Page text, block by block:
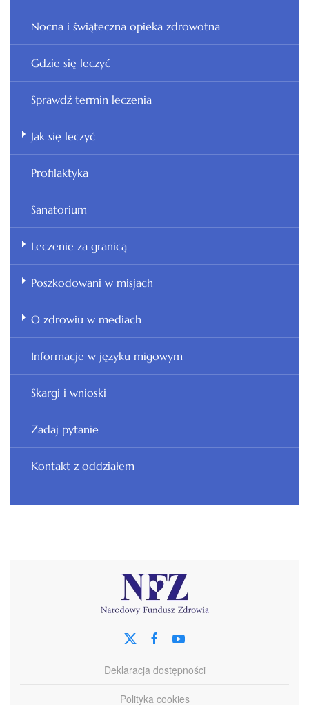
Nocna i świąteczna opieka zdrowotna
Gdzie się leczyć
Sprawdź termin leczenia
Jak się leczyć
Profilaktyka
Sanatorium
Leczenie za granicą
Poszkodowani w misjach
O zdrowiu w mediach
Informacje w języku migowym
Skargi i wnioski
Zadaj pytanie
Kontakt z oddziałem
Deklaracja dostępności
Polityka cookies